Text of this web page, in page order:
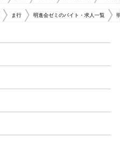
ま行 明進会ゼミのバイト・求人一覧